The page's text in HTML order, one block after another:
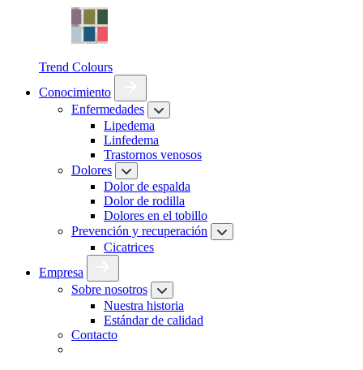
Trend Colours
Conocimiento
Enfermedades
Lipedema
Linfedema
Trastornos venosos
Dolores
Dolor de espalda
Dolor de rodilla
Dolores en el tobillo
Prevención y recuperación
Cicatrices
Empresa
Sobre nosotros
Nuestra historia
Estándar de calidad
Contacto